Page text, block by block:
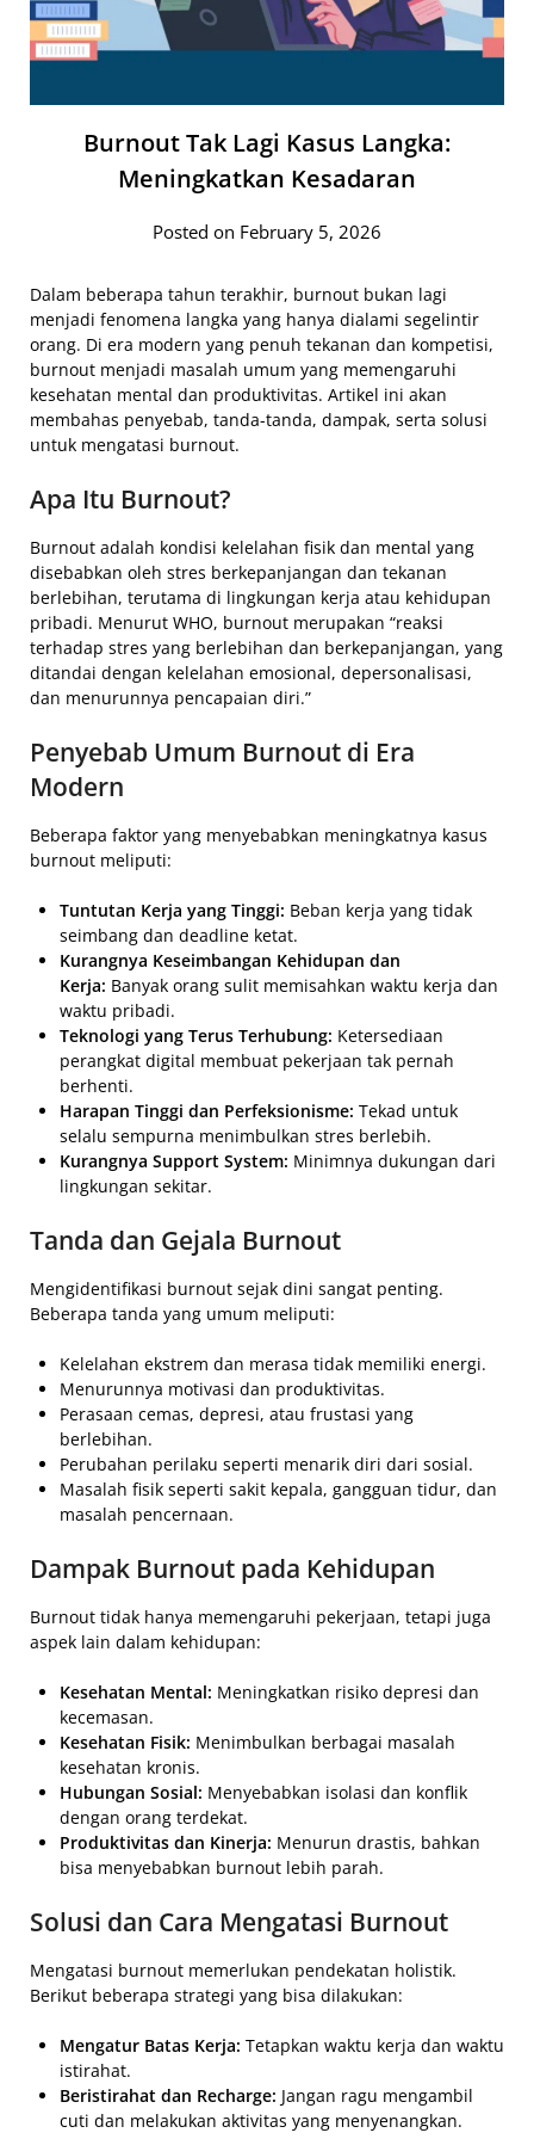
Burnout Tak Lagi Kasus Langka:
Meningkatkan Kesadaran
Posted on February 5, 2026
Dalam beberapa tahun terakhir, burnout bukan lagi
menjadi fenomena langka yang hanya dialami segelintir
orang. Di era modern yang penuh tekanan dan kompetisi,
burnout menjadi masalah umum yang memengaruhi
kesehatan mental dan produktivitas. Artikel ini akan
membahas penyebab, tanda-tanda, dampak, serta solusi
untuk mengatasi burnout.
Apa Itu Burnout?
Burnout adalah kondisi kelelahan fisik dan mental yang
disebabkan oleh stres berkepanjangan dan tekanan
berlebihan, terutama di lingkungan kerja atau kehidupan
pribadi. Menurut WHO, burnout merupakan “reaksi
terhadap stres yang berlebihan dan berkepanjangan, yang
ditandai dengan kelelahan emosional, depersonalisasi,
dan menurunnya pencapaian diri.”
Penyebab Umum Burnout di Era
Modern
Beberapa faktor yang menyebabkan meningkatnya kasus
burnout meliputi:
Tuntutan Kerja yang Tinggi: Beban kerja yang tidak
seimbang dan deadline ketat.
Kurangnya Keseimbangan Kehidupan dan
Kerja: Banyak orang sulit memisahkan waktu kerja dan
waktu pribadi.
Teknologi yang Terus Terhubung: Ketersediaan
perangkat digital membuat pekerjaan tak pernah
berhenti.
Harapan Tinggi dan Perfeksionisme: Tekad untuk
selalu sempurna menimbulkan stres berlebih.
Kurangnya Support System: Minimnya dukungan dari
lingkungan sekitar.
Tanda dan Gejala Burnout
Mengidentifikasi burnout sejak dini sangat penting.
Beberapa tanda yang umum meliputi:
Kelelahan ekstrem dan merasa tidak memiliki energi.
Menurunnya motivasi dan produktivitas.
Perasaan cemas, depresi, atau frustasi yang
berlebihan.
Perubahan perilaku seperti menarik diri dari sosial.
Masalah fisik seperti sakit kepala, gangguan tidur, dan
masalah pencernaan.
Dampak Burnout pada Kehidupan
Burnout tidak hanya memengaruhi pekerjaan, tetapi juga
aspek lain dalam kehidupan:
Kesehatan Mental: Meningkatkan risiko depresi dan
kecemasan.
Kesehatan Fisik: Menimbulkan berbagai masalah
kesehatan kronis.
Hubungan Sosial: Menyebabkan isolasi dan konflik
dengan orang terdekat.
Produktivitas dan Kinerja: Menurun drastis, bahkan
bisa menyebabkan burnout lebih parah.
Solusi dan Cara Mengatasi Burnout
Mengatasi burnout memerlukan pendekatan holistik.
Berikut beberapa strategi yang bisa dilakukan:
Mengatur Batas Kerja: Tetapkan waktu kerja dan waktu
istirahat.
Beristirahat dan Recharge: Jangan ragu mengambil
cuti dan melakukan aktivitas yang menyenangkan.